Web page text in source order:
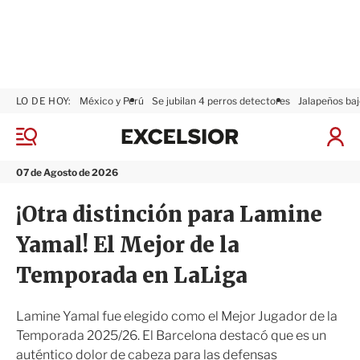
M
n
07 de Agosto de 2026
LO DE HOY: México y Perú Se jubilan 4 perros detectores Jalapeños
I
ó
x
s
i
r
¡Otra distinción para Lamine
Yamal! El Mejor de la
Temporada en LaLiga
Lamine Yamal fue elegido como el Mejor Jugador de la
Temporada 2025/26. El Barcelona destacó que es un
auténtico dolor de cabeza para las defensas